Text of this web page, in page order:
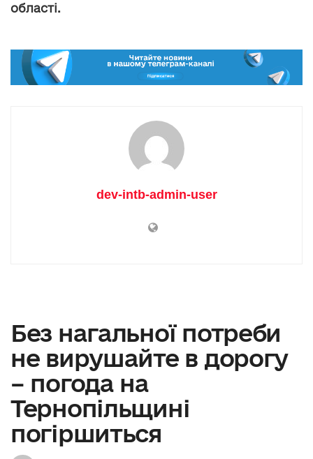
області.
dev-intb-admin-user
Без нагальної потреби
не вирушайте в дорогу
– погода на
Тернопільщині
погіршиться